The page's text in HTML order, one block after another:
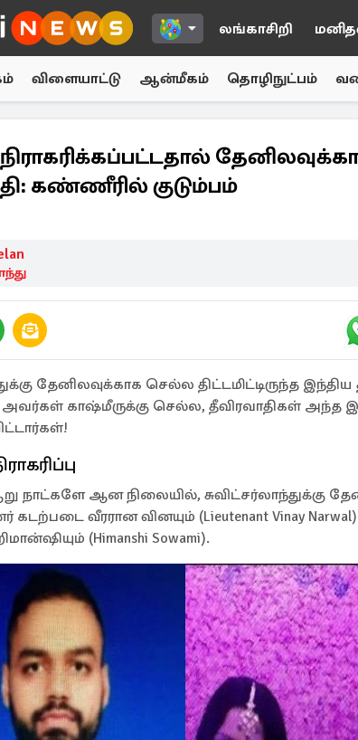
லங்காசிறி
விளையாட்டு ஆன்மீகம் தொழிநுட்பம்
நிராகரிக்கப்பட்டதால்
கண்ணீரில் குடும்பம்
தேனிலவுக்காக செல்ல திட்டமிட்டிருந்த இந்திய
அவர்கள் காஷ்மீருக்கு செல்ல, தீவிரவாதிகள்
நாட்களே ஆன நிலையில், சுவிட்சர்லாந்துக்கு
கடற்படை வீரரான வினயும் (Lieutenant Vinay
(Himanshi Sowami).